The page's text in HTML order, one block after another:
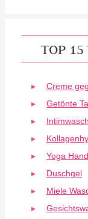
TOP 15
Creme
Getönte
Yoga
Duschgel
Miele